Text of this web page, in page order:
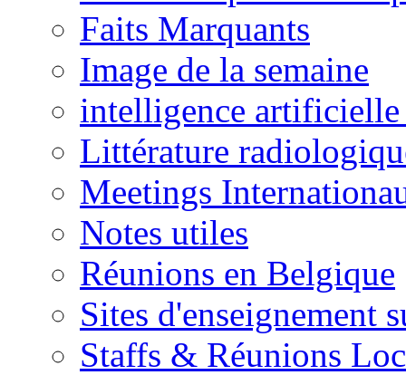
Faits Marquants
Image de la semaine
intelligence
Littérature
Meetings
Notes utiles
Réunions en Belgique
Sites d'enseignement
Staffs & Réunions